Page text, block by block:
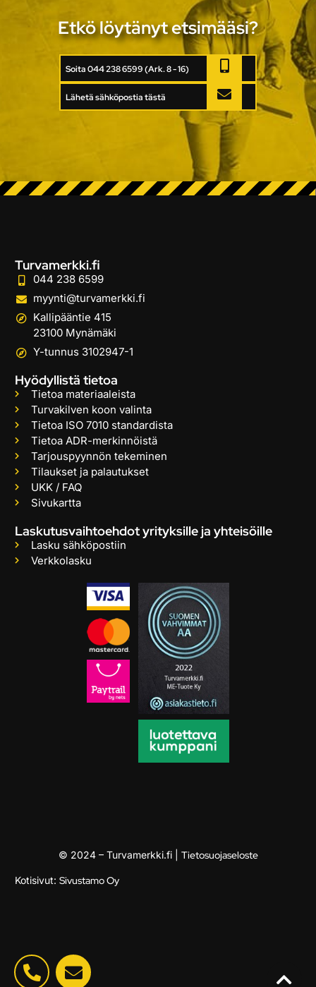
Etkö löytänyt etsimääsi?
Soita 044 238 6599 (Ark. 8 - 16)
Lähetä sähköpostia tästä
Turvamerkki.fi
044 238 6599
myynti@turvamerkki.fi
Kallipääntie 415
23100 Mynämäki
Y-tunnus 3102947-1
Hyödyllistä tietoa
Tietoa materiaaleista
Turvakilven koon valinta
Tietoa ISO 7010 standardista
Tietoa ADR-merkinnöistä
Tarjouspyynnön tekeminen
Tilaukset ja palautukset
UKK / FAQ
Sivukartta
Laskutusvaihtoehdot yrityksille ja yhteisöille
Lasku sähköpostiin
Verkkolasku
© 2024 – Turvamerkki.fi | Tietosuojaseloste
Kotisivut: Sivustamo Oy